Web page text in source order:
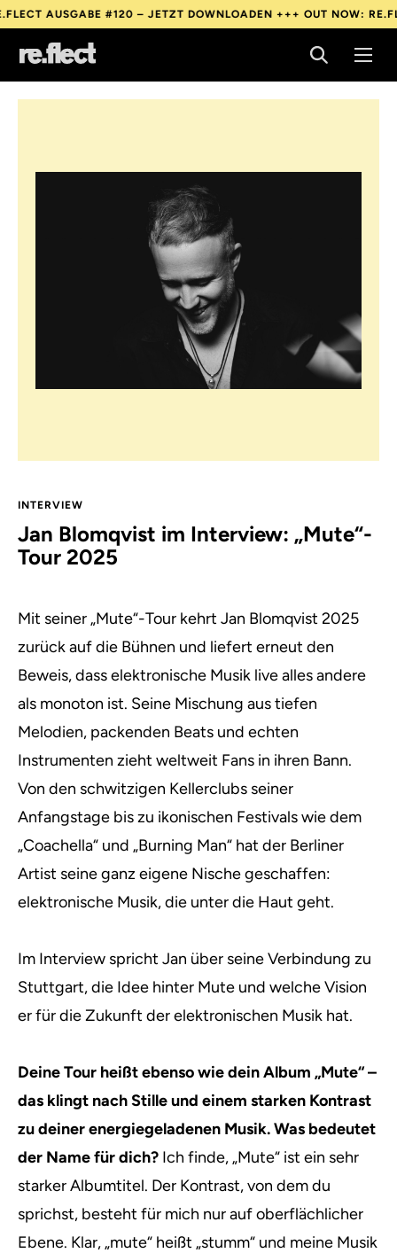
#120 – JETZT DOWNLOADEN +++OUT NOW: RE.FLECT
#120 – JETZT DOWNLOADEN +++
INTERVIEW
Jan Blomqvist im Interview: „Mute“-
Tour 2025
Mit seiner „Mute“-Tour kehrt Jan Blomqvist 2025
zurück auf die Bühnen und liefert erneut den
Beweis, dass elektronische Musik live alles andere
als monoton ist. Seine Mischung aus tiefen
Melodien, packenden Beats und echten
Instrumenten zieht weltweit Fans in ihren Bann.
Von den schwitzigen Kellerclubs seiner
Anfangstage bis zu ikonischen Festivals wie dem
„Coachella“ und „Burning Man“ hat der Berliner
Artist seine ganz eigene Nische geschaffen:
elektronische Musik, die unter die Haut geht.
Im Interview spricht Jan über seine Verbindung zu
Stuttgart, die Idee hinter Mute und welche Vision
er für die Zukunft der elektronischen Musik hat.
Deine Tour heißt ebenso wie dein Album „Mute“ –
das klingt nach Stille und einem starken Kontrast
zu deiner energiegeladenen Musik. Was bedeutet
der Name für dich? Ich finde, „Mute“ ist ein sehr
starker Albumtitel. Der Kontrast, von dem du
sprichst, besteht für mich nur auf oberflächlicher
Ebene. Klar, „mute“ heißt „stumm“ und meine Musik